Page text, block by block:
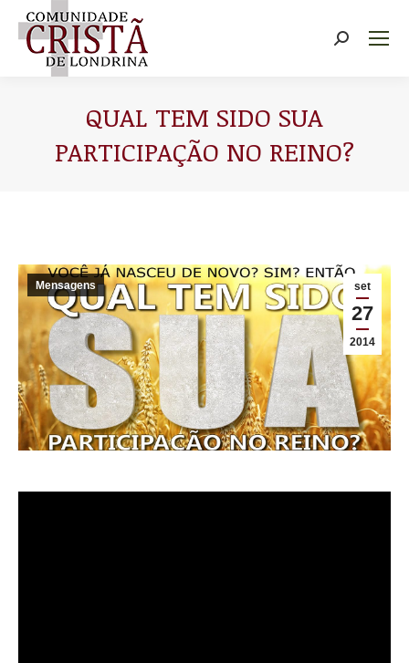
Buscar
QUAL TEM SIDO SUA
PARTICIPAÇÃO NO REINO?
set
27
2014
Mensagens